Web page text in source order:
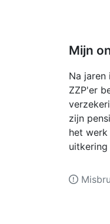
Mijn
Na
ZZP'er
zijn
het
uitkering